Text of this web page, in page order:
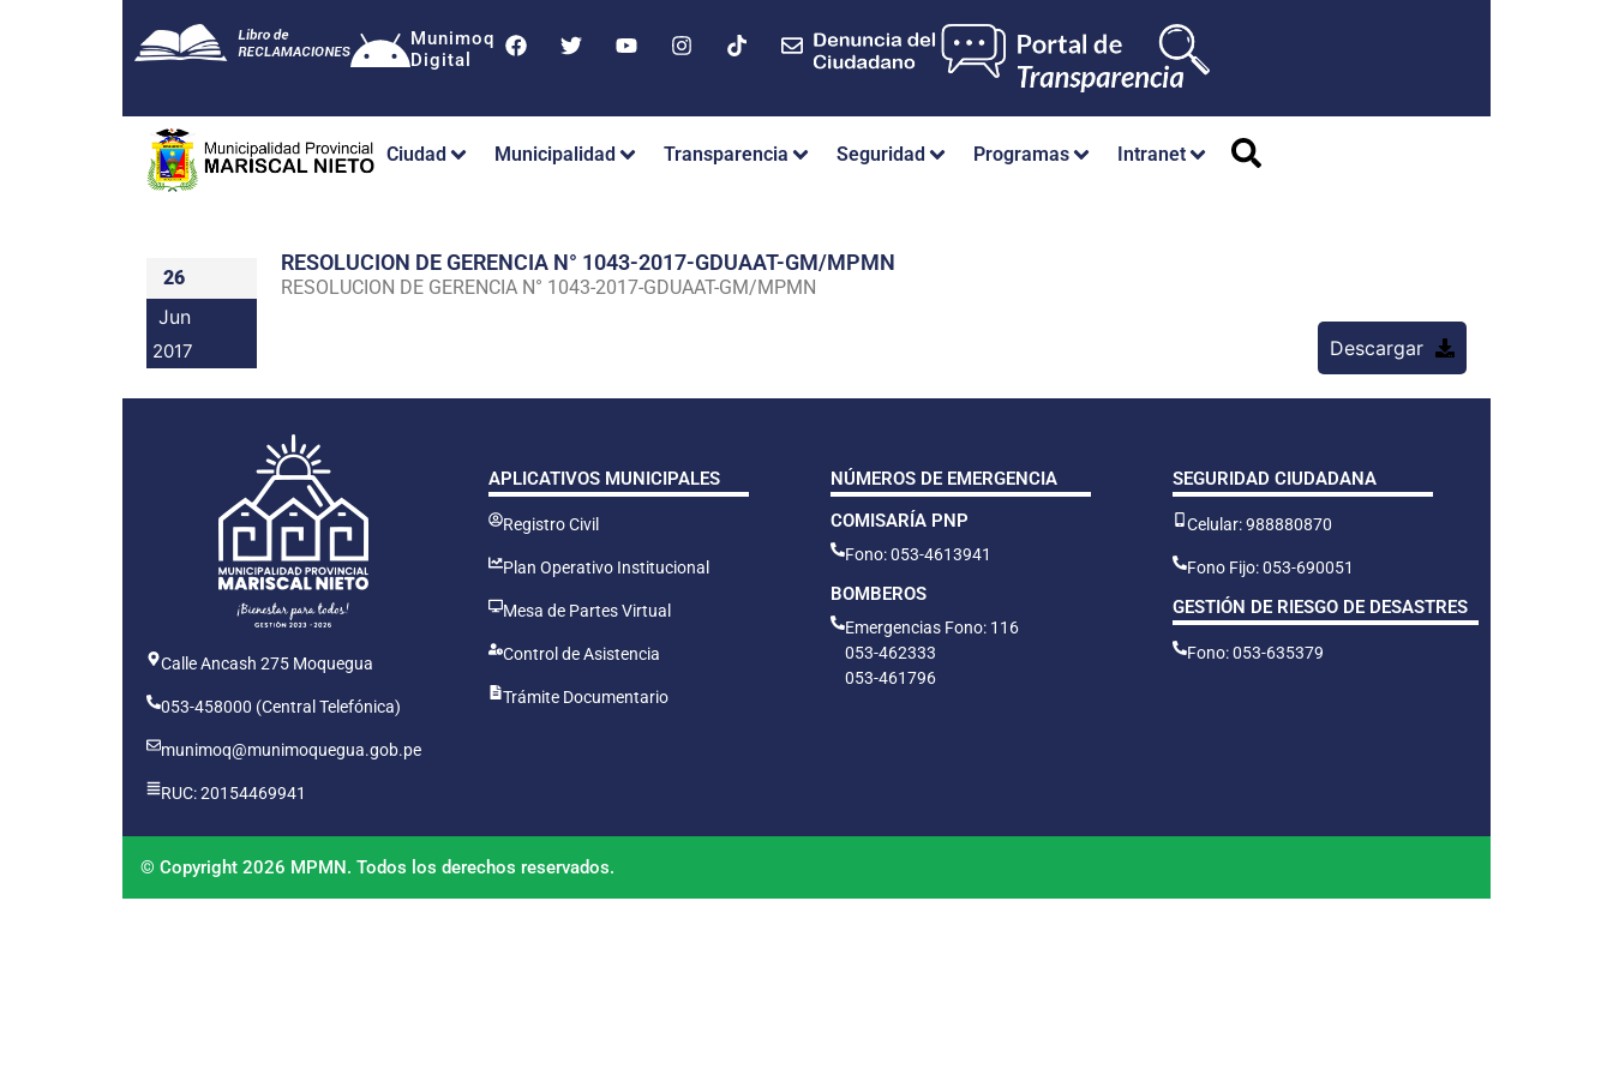
Munimoq
Digital
Ciudad Municipalidad Transparencia Seguridad Programas Intranet
26
Jun
2017
RESOLUCION DE GERENCIA N° 1043-2017-GDUAAT-GM/MPMN
RESOLUCION DE GERENCIA N° 1043-2017-GDUAAT-GM/MPMN
Descargar
Calle Ancash 275 Moquegua
053-458000 (Central Telefónica)
munimoq@munimoquegua.gob.pe
RUC: 20154469941
APLICATIVOS MUNICIPALES
Registro Civil
Plan Operativo Institucional
Mesa de Partes Virtual
Control de Asistencia
Trámite Documentario
NÚMEROS DE EMERGENCIA
COMISARÍA PNP
Fono: 053-4613941
BOMBEROS
Emergencias Fono: 116
053-462333
053-461796
SEGURIDAD CIUDADANA
Celular: 988880870
Fono Fijo: 053-690051
GESTIÓN DE RIESGO DE DESASTRES
Fono: 053-635379
© Copyright 2026 MPMN. Todos los derechos reservados.